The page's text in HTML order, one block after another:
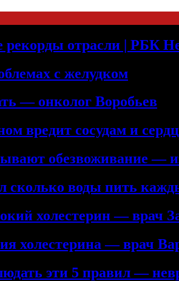
отрасли | РБК
с желудком
— онколог Воробьев
вредит сосудам и
обезвоживание —
сколько воды пить
холестерин — врач
холестерина — врач
эти 5 правил —